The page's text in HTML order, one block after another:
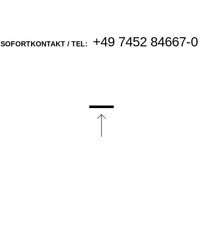
SOFORTKONTAKT / TEL: +49 7452 84667-0